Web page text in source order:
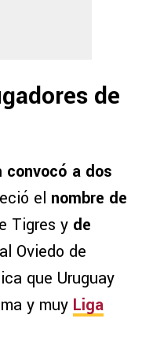
de
convocó a dos
el nombre de
Tigres y de
Oviedo de
que Uruguay
y muy Liga